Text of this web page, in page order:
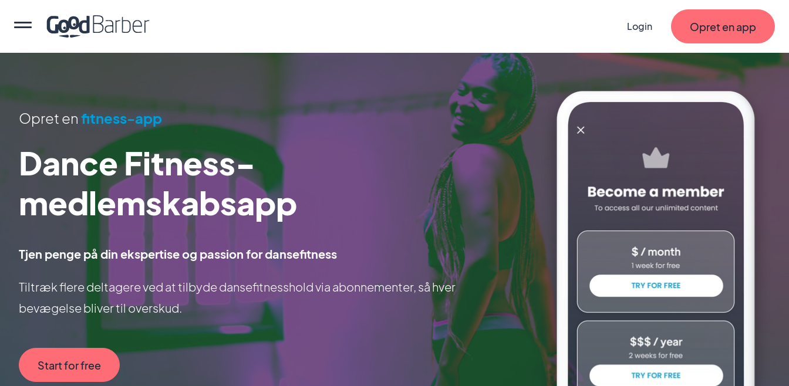
Login Opret en app
Opret en fitness-app
Dance Fitness-
medlemskabsapp
Tjen penge på din ekspertise og passion for dansefitness
Tiltræk flere deltagere ved at tilbyde dansefitnesshold via abonnementer, så hver
bevægelse bliver til overskud.
Start for free